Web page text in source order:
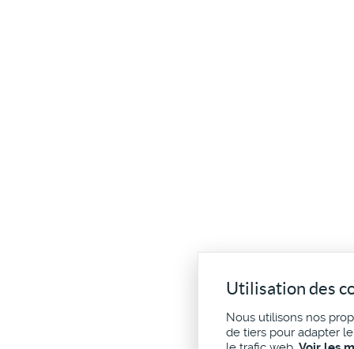
Utilisation des
Nous utilisons nos
de tiers pour adapter